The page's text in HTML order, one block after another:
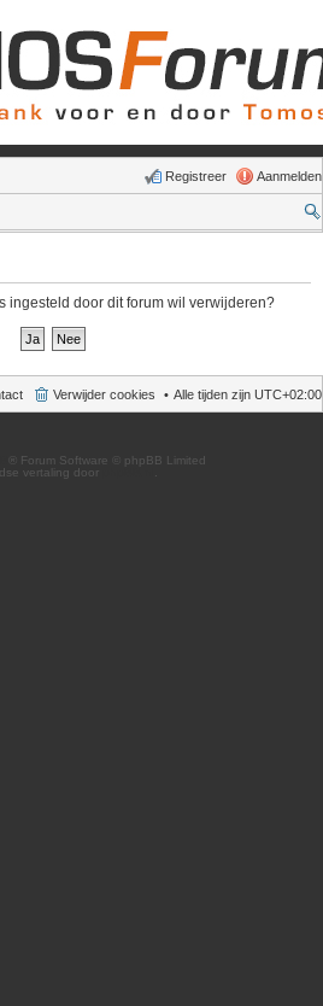
Aanmelden
Registreer
ingesteld door dit forum wil verwijderen?
Alle tijden zijn UTC+02:00
Verwijder cookies
® Forum Software © phpBB Limited
vertaling door